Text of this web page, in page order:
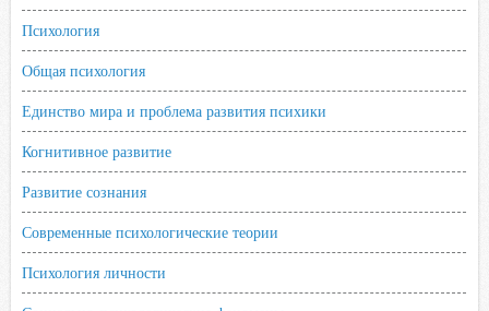
Психология
Общая психология
Единство мира и проблема развития психики
Когнитивное развитие
Развитие сознания
Современные психологические теории
Психология личности